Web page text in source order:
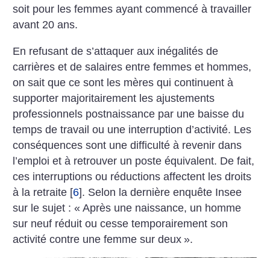
soit pour les femmes ayant commencé à travailler
avant 20 ans.
En refusant de s’attaquer aux inégalités de
carrières et de salaires entre femmes et hommes,
on sait que ce sont les mères qui continuent à
supporter majoritairement les ajustements
professionnels postnaissance par une baisse du
temps de travail ou une interruption d’activité. Les
conséquences sont une difficulté à revenir dans
l’emploi et à retrouver un poste équivalent. De fait,
ces interruptions ou réductions affectent les droits
à la retraite [6]. Selon la dernière enquête Insee
sur le sujet : « Après une naissance, un homme
sur neuf réduit ou cesse temporairement son
activité contre une femme sur deux ».